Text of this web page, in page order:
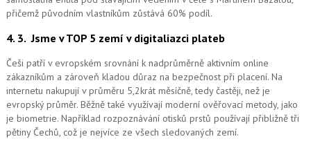
přičemž původním vlastníkům zůstává 60% podíl.
4. 3.Jsme v TOP 5 zemí v digitaliazci plateb
Češi patří v evropském srovnání k nadprůměrně aktivním online
zákazníkům a zároveň kladou důraz na bezpečnost při placení. Na
internetu nakupují v průměru 5,2krát měsíčně, tedy častěji, než je
evropský průměr. Běžně také využívají moderní ověřovací metody, jako
je biometrie. Například rozpoznávání otisků prstů používají přibližně tři
pětiny Čechů, což je nejvíce ze všech sledovaných zemí.